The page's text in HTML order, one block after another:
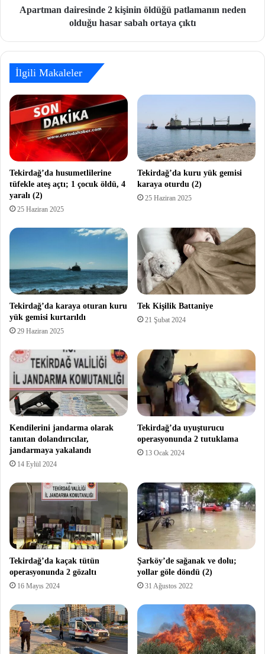
Apartman dairesinde 2 kişinin öldüğü patlamanın neden
olduğu hasar sabah ortaya çıktı
İlgili Makaleler
Tekirdağ’da husumetlilerine
tüfekle ateş açtı; 1 çocuk öldü, 4
yaralı (2)
25 Haziran 2025
Tekirdağ’da kuru yük gemisi
karaya oturdu (2)
25 Haziran 2025
Tekirdağ’da karaya oturan kuru
yük gemisi kurtarıldı
29 Haziran 2025
Tek Kişilik Battaniye
21 Şubat 2024
Kendilerini jandarma olarak
tanıtan dolandırıcılar,
jandarmaya yakalandı
14 Eylül 2024
Tekirdağ’da uyuşturucu
operasyonunda 2 tutuklama
13 Ocak 2024
Tekirdağ’da kaçak tütün
operasyonunda 2 gözaltı
16 Mayıs 2024
Şarköy’de sağanak ve dolu;
yollar göle döndü (2)
31 Ağustos 2022